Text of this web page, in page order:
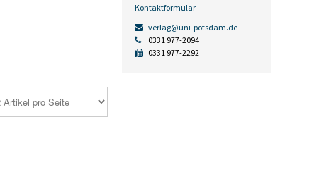
Kontaktformular
verlag@uni-potsdam.de
0331 977-2094
0331 977-2292